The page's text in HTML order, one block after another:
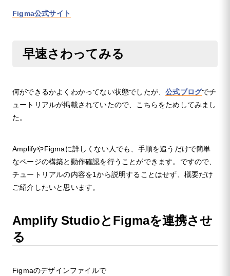
Figma公式サイト
早速さわってみる
何ができるかよくわかってない状態でしたが、公式ブログでチ
ュートリアルが掲載されていたので、こちらをためしてみまし
た。
AmplifyやFigmaに詳しくない人でも、手順を追うだけで簡単
なページの構築と動作確認を行うことができます。ですので、
チュートリアルの内容を1から説明することはせず、概要だけ
ご紹介したいと思います。
Amplify StudioとFigmaを連携させ
る
Figmaのデザインファイルで